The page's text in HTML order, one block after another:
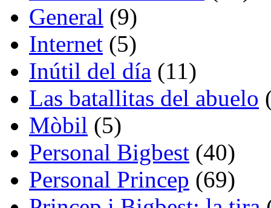
General (9)
Internet (5)
Inútil del día (11)
Las batallitas del abuelo
Mòbil (5)
Personal Bigbest (40)
Personal Princep (69)